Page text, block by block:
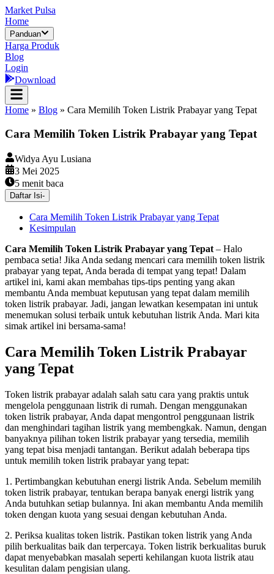
Market Pulsa
Home
Panduan
Harga Produk
Blog
Login
Download
Home » Blog » Cara Memilih Token Listrik Prabayar yang Tepat
Cara Memilih Token Listrik Prabayar yang Tepat
Widya Ayu Lusiana
3 Mei 2025
5 menit baca
Daftar Isi-
Cara Memilih Token Listrik Prabayar yang Tepat
Kesimpulan
Cara Memilih Token Listrik Prabayar yang Tepat – Halo
pembaca setia! Jika Anda sedang mencari cara memilih token listrik
prabayar yang tepat, Anda berada di tempat yang tepat! Dalam
artikel ini, kami akan membahas tips-tips penting yang akan
membantu Anda membuat keputusan yang tepat dalam memilih
token listrik prabayar. Jadi, jangan lewatkan kesempatan ini untuk
menemukan solusi terbaik untuk kebutuhan listrik Anda. Mari kita
simak artikel ini bersama-sama!
Cara Memilih Token Listrik Prabayar
yang Tepat
Token listrik prabayar adalah salah satu cara yang praktis untuk
mengelola penggunaan listrik di rumah. Dengan menggunakan
token listrik prabayar, Anda dapat mengontrol penggunaan listrik
dan menghindari tagihan listrik yang membengkak. Namun, dengan
banyaknya pilihan token listrik prabayar yang tersedia, memilih
yang tepat bisa menjadi tantangan. Berikut adalah beberapa tips
untuk memilih token listrik prabayar yang tepat:
1. Pertimbangkan kebutuhan energi listrik Anda. Sebelum memilih
token listrik prabayar, tentukan berapa banyak energi listrik yang
Anda butuhkan setiap bulannya. Ini akan membantu Anda memilih
token dengan kuota yang sesuai dengan kebutuhan Anda.
2. Periksa kualitas token listrik. Pastikan token listrik yang Anda
pilih berkualitas baik dan terpercaya. Token listrik berkualitas buruk
dapat menyebabkan masalah seperti kehilangan kuota listrik atau
kesulitan dalam pengisian ulang.